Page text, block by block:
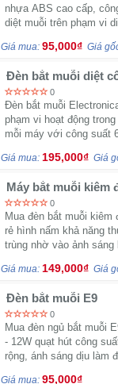
nhựa ABS cao cấp,
diệt muỗi trên phạm vi
Giá mua: 95,000₫ Giá
Đèn bắt muỗi diệt
Electronical
0
Đèn bắt muỗi
phạm vi hoạt động
mỗi máy với công suất
trong gia đình.
Giá mua: 195,000₫ Giá
Máy bắt muỗi kiêm
0
Mua đèn bắt muỗi kiêm
rẻ hình nấm khả năng
trùng nhờ vào ảnh sáng
Giá mua: 149,000₫ Giá
Đèn bắt muỗi E9
0
Mua đèn ngủ bắt muỗi
- 12W quạt hút công
rộng, ánh sáng dịu làm
Giá mua: 95,000₫